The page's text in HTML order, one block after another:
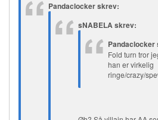
Pandaclocker skrev:
sNABELA skrev:
Pandaclocker
Fold turn tror
han er virkelig
ringe/crazy/